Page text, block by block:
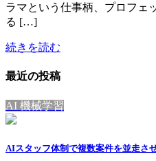
ラマという仕事柄、プロフェ
る […]
続きを読む
最近の投稿
AI 機械学習
AIスタッフ体制で複数案件を並走さ